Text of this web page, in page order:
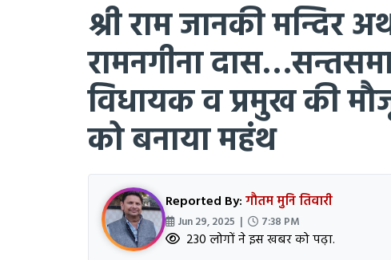
श्री राम जानकी मन्दिर
रामनगीना
विधायक व प्रमुख की
को बनाया महंथ
Reported By:गौतम मुनि तिवारी
Jun 29, 2025 | 7:38 PM
230 लोगों ने इस खबर को पढ़ा.